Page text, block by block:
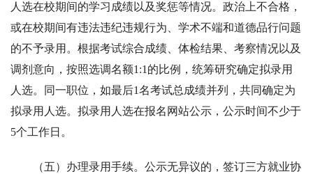
人选在校期间的学习成绩以及奖惩等情况。政治上不合格，
或在校期间有违法违纪违规行为、学术不端和道德品行问题
的不予录用。根据考试综合成绩、体检结果、考察情况以及
调剂意向，按照选调名额1:1的比例，统筹研究确定拟录用
人选。同一职位，如最后1名考试总成绩并列，共同确定为
拟录用人选。拟录用人选在报名网站公示，公示时间不少于
5个工作日。
（五）办理录用手续。公示无异议的，签订三方就业协